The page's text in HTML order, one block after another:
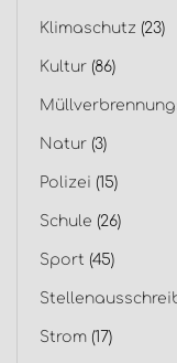
Klimaschutz (23)
Kultur (86)
Natur (3)
Polizei (15)
Schule (26)
Sport (45)
Strom (17)